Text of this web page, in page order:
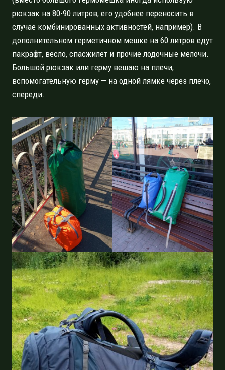
рюкзак на 80-90 литров, его удобнее переносить в
случае комбинированных активностей, например). В
дополнительном герметичном мешке на 60 литров едут
пакрафт, весло, спасжилет и прочие лодочные мелочи.
Большой рюкзак или герму вешаю на плечи,
вспомогательную герму — на одной лямке через плечо,
спереди.